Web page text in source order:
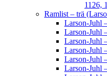
1126,
Ramlist – trä
Larson-Juhl
Larson-Juhl
Larson-Juhl
Larson-Juhl
Larson-Juhl
Larson-Juhl